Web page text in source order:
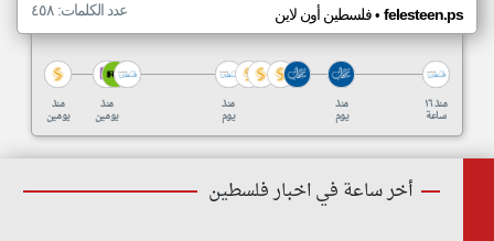
فلسطين أون لاين• felesteen.ps عدد الكلمات: ٤٥٨
منذ
يومين
منذ
يومين
منذ
يوم
منذ
يوم
منذ ١٦
ساعة
أخر ساعة في اخبار فلسطين